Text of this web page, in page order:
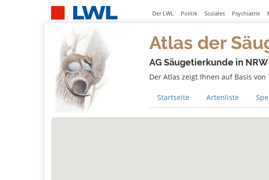
Der LWL Politik Soziales Psychiatrie
Atlas der
AG Säugetierkunde in NRW
Der Atlas zeigt Ihnen auf Basis
Startseite Artenliste